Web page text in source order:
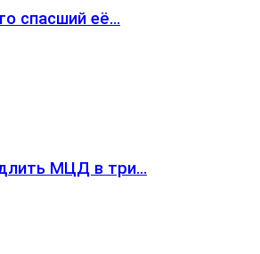
спасший её…
МЦД в три…